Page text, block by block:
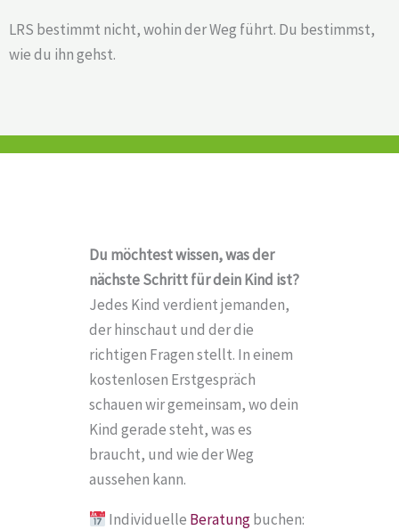
LRS bestimmt nicht, wohin der Weg führt. Du bestimmst,
wie du ihn gehst.
Du möchtest wissen, was der
nächste Schritt für dein Kind ist?
Jedes Kind verdient jemanden,
der hinschaut und der die
richtigen Fragen stellt. In einem
kostenlosen Erstgespräch
schauen wir gemeinsam, wo dein
Kind gerade steht, was es
braucht, und wie der Weg
aussehen kann.
Individuelle Beratungbuchen: